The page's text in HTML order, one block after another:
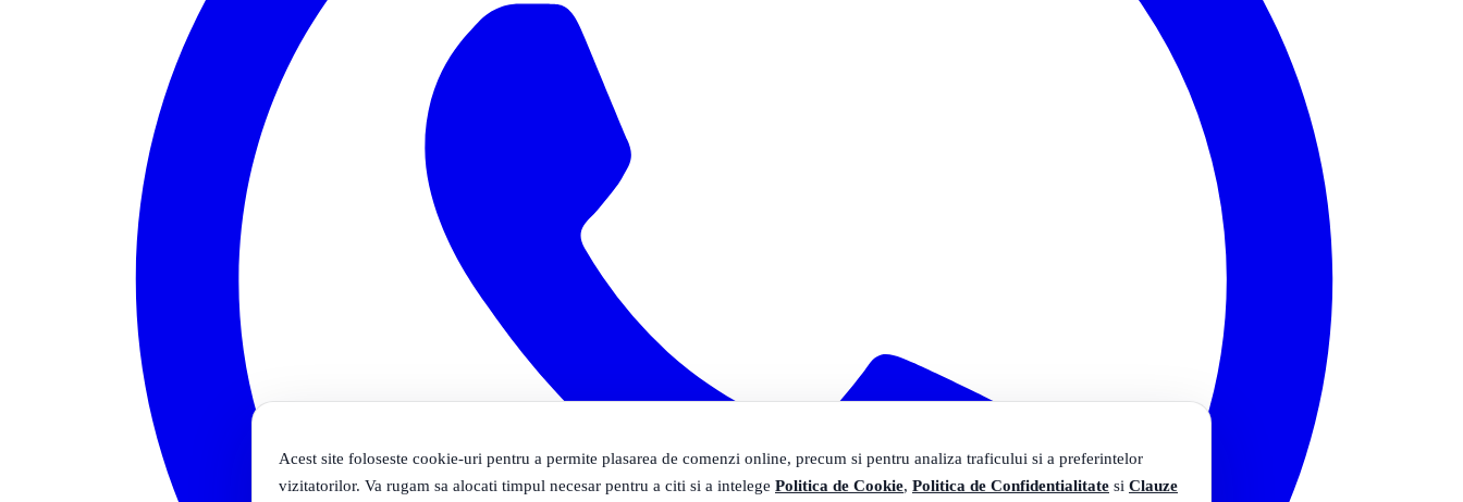
Acest site foloseste cookie-uri pentru a permite plasarea de comenzi online, precum si pentru analiza traficului si a preferintelor
vizitatorilor. Va rugam sa alocati timpul necesar pentru a citi si a intelege Politica de Cookie, Politica de Confidentialitate si Clauze